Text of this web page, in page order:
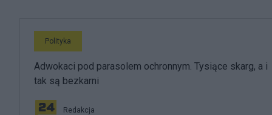
Polityka
Adwokaci pod parasolem ochronnym. Tysiące skarg, a i
tak są bezkarni
Redakcja